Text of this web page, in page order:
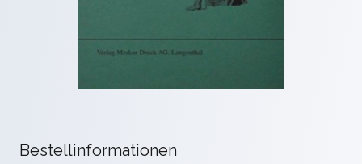
Bestellinformationen